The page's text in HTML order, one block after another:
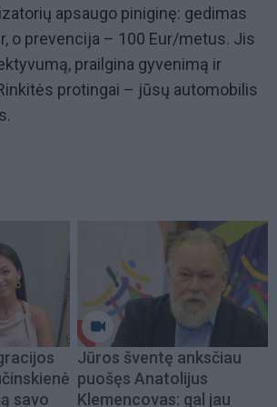
apsaugo piniginę: gedimas
o prevencija – 100 Eur/metus. Jis
prailgina gyvenimą ir
protingai – jūsų automobilis
savo
Jūros šventę anksčiau
puošęs Anatolijus
Klemencovas: gal jau